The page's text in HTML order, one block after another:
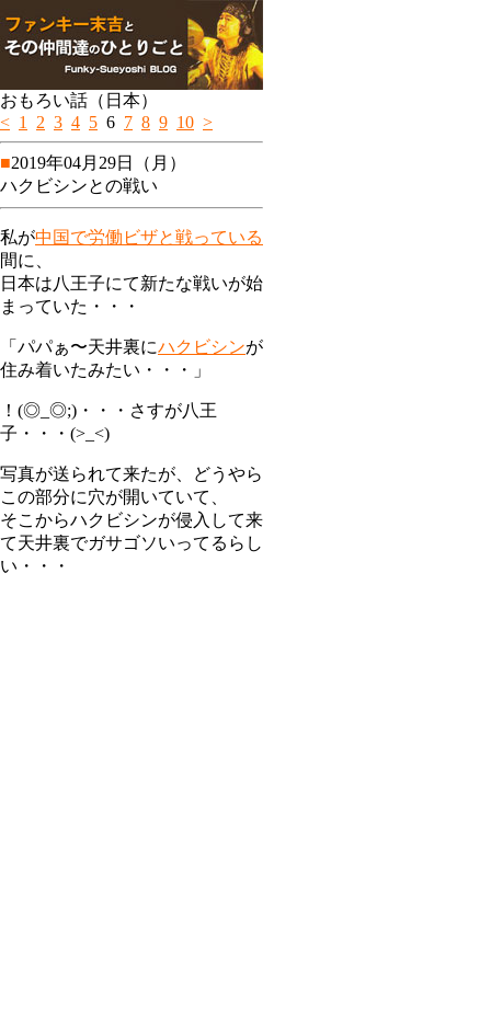
おもろい話（日本）
< 1 2 3 4 5 6 7 8 9 10 >
■2019年04月29日（月）
ハクビシンとの戦い
私が中国で労働ビザと戦っている
間に、
日本は八王子にて新たな戦いが始
まっていた・・・
「パパぁ〜天井裏にハクビシンが
住み着いたみたい・・・」
！(◎_◎;)・・・さすが八王
子・・・(>_<)
写真が送られて来たが、どうやら
この部分に穴が開いていて、
そこからハクビシンが侵入して来
て天井裏でガサゴソいってるらし
い・・・